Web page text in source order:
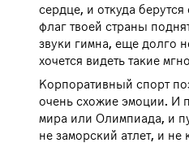
сердце, и откуда берутся
флаг твоей страны
звуки гимна, еще долго
хочется видеть такие
Корпоративный спорт
очень схожие эмоции. И
мира или Олимпиада, и
не заморский атлет, и не